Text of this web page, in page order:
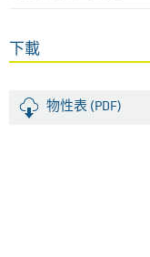
下載
物性表 (PDF)